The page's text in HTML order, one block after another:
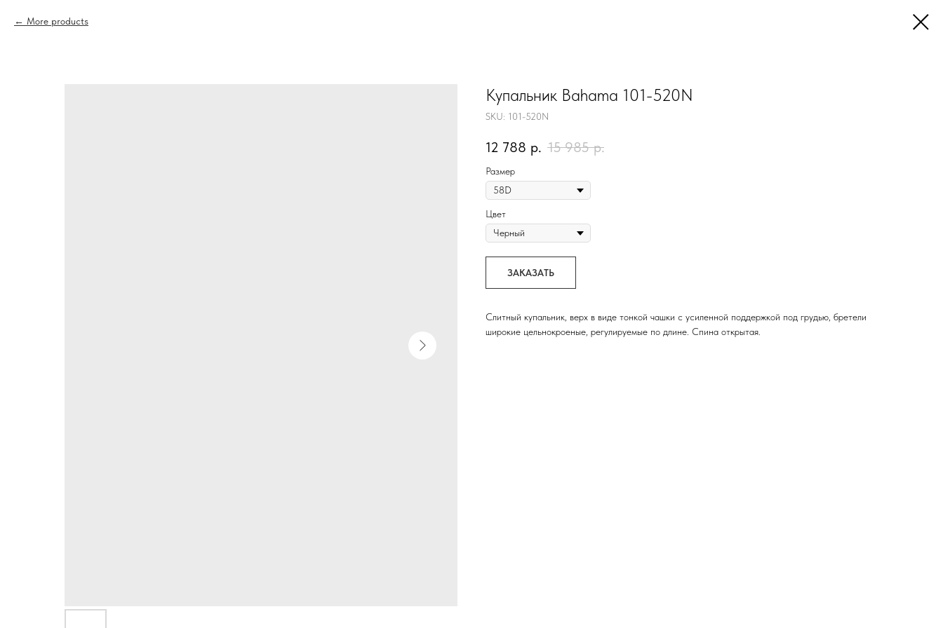
More products
Купальник Bahama 101-520N
SKU: 101-520N
12 788 р. 15 985 р.
Размер
Цвет
ЗАКАЗАТЬ
Слитный купальник, верх в виде тонкой чашки с усиленной поддержкой под грудью, бретели
широкие цельнокроеные, регулируемые по длине. Спина открытая.